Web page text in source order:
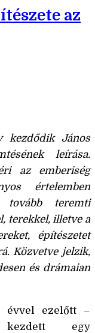
az
kezdődik János
leírása.
az emberiség
értelemben
tovább teremti
terekkel, illetve a
építészetet
Közvetve jelzik,
és drámaian
évvel ezelőtt –
kezdett egy